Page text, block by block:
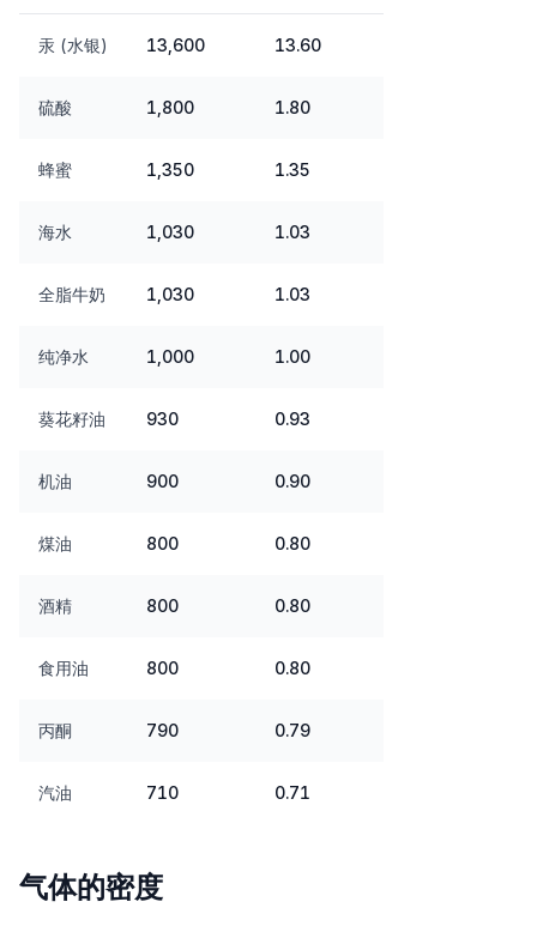
汞 (水银) 13,600 13.60
硫酸 1,800 1.80
蜂蜜 1,350 1.35
海水 1,030 1.03
全脂牛奶 1,030 1.03
纯净水 1,000 1.00
葵花籽油 930 0.93
机油 900 0.90
煤油 800 0.80
酒精 800 0.80
食用油 800 0.80
丙酮 790 0.79
汽油 710 0.71
气体的密度